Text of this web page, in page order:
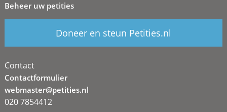
Beheer uw petities
Doneer en steun Petities.nl
Contact
Contactformulier
webmaster@petities.nl
020 7854412